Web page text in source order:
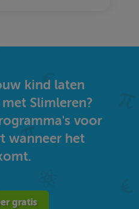
kind laten
Slimleren?
voor
wanneer het
gratis